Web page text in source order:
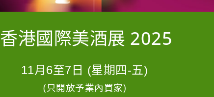
香港國際美酒展 2025
11月6至7日 (星期四-五)
(只開放予業內買家)